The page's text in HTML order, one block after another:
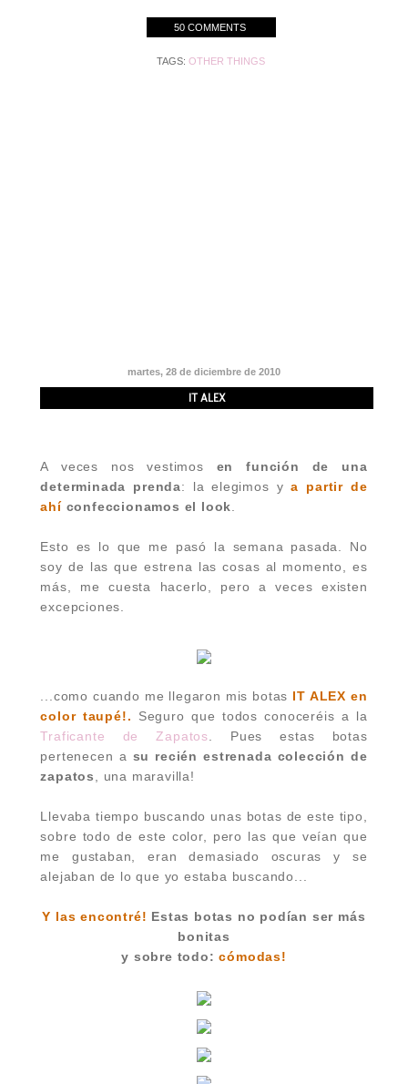
50 COMMENTS
TAGS:OTHER THINGS
martes, 28 de diciembre de 2010
IT ALEX
A veces nos vestimos en función de una
determinada prenda: la elegimos ya partir de
ahí confeccionamos el look.
Esto es lo que me pasó la semana pasada. No
soy de las que estrena las cosas al momento, es
más, me cuesta hacerlo, pero a veces existen
excepciones.
...como cuando me llegaron mis botas IT ALEX en
color taupé!. Seguro que todos conoceréis a la
Traficante de Zapatos . Pues estas botas
pertenecen a su recién estrenada colección de
zapatos
, una maravilla!
Llevaba tiempo buscando unas botas de este tipo,
sobre todo de este color, pero las que veían que
me gustaban, eran demasiado oscuras y se
alejaban de lo que yo estaba buscando...
Y las encontré! Estas botas no podían ser más
bonitas
y sobre todo: cómodas!